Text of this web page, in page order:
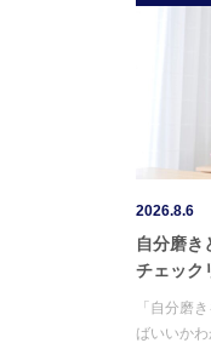
2026.8.6
自分磨き
チェック
「自分磨
ばいいか